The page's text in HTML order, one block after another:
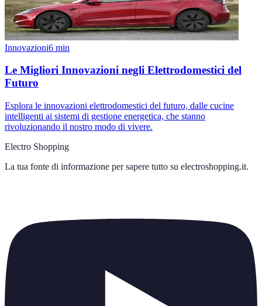
Innovazioni6 min
Le Migliori Innovazioni negli Elettrodomestici del
Futuro
Esplora le innovazioni elettrodomestici del futuro, dalle cucine
intelligenti ai sistemi di gestione energetica, che stanno
rivoluzionando il nostro modo di vivere.
Electro Shopping
La tua fonte di informazione per sapere tutto su electroshopping.it.